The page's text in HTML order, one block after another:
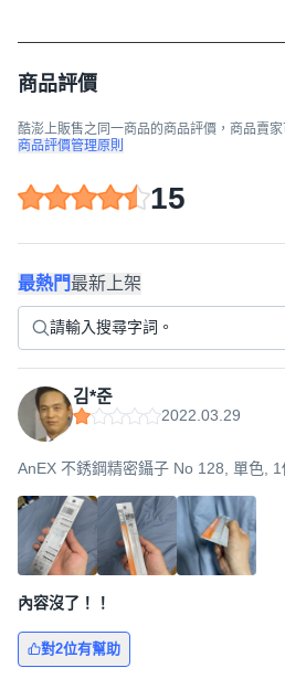
商品評價
酷澎上販售之同一商品的商品評價，商品賣家
商品評價管理原則
15
最熱門最新上架
김*준
2022.03.29
AnEX 不銹鋼精密鑷子 No 128, 單色, 1
內容沒了！！
對2位有幫助